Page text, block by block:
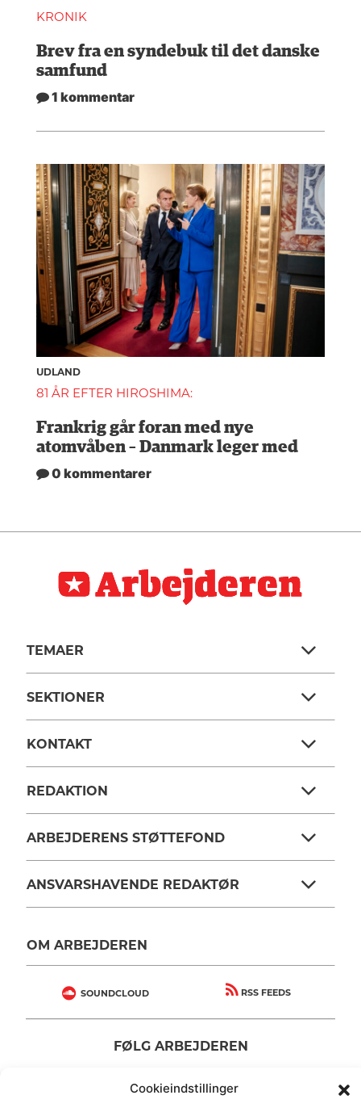
Cookieindstillinger
KRONIK
Brev fra en syndebuk til det danske
samfund
1 kommentar
UDLAND
81 ÅR EFTER HIROSHIMA:
Frankrig går foran med nye
atomvåben – Danmark leger med
0 kommentarer
TEMAER
SEKTIONER
KONTAKT
REDAKTION
ARBEJDERENS STØTTEFOND
ANSVARSHAVENDE REDAKTØR
OM ARBEJDEREN
SOUNDCLOUD RSS FEEDS
FØLG ARBEJDEREN
| |